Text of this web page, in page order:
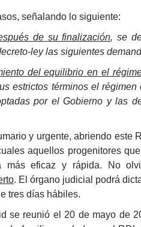
señalando lo siguiente:
de su finalización, se
ley las siguientes
del equilibrio en el
estrictos términos el
por el Gobierno y las
y urgente, abriendo este
aquellos progenitores
más eficaz y rápida. No
. El órgano judicial podrá
tres días hábiles.
se reunió el 20 de mayo de